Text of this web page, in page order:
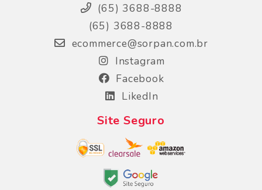
(65) 3688-8888
(65) 3688-8888
ecommerce@sorpan.com.br
Instagram
Facebook
LikedIn
Site Seguro